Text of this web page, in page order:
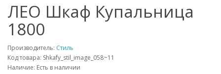
ЛЕО Шкаф Купальница
1800
Производитель: Стиль
Код товара: Shkafy_stil_image_058~11
Наличие: Есть в наличии